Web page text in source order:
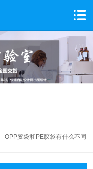
OPP胶袋和PE胶袋有什么不同